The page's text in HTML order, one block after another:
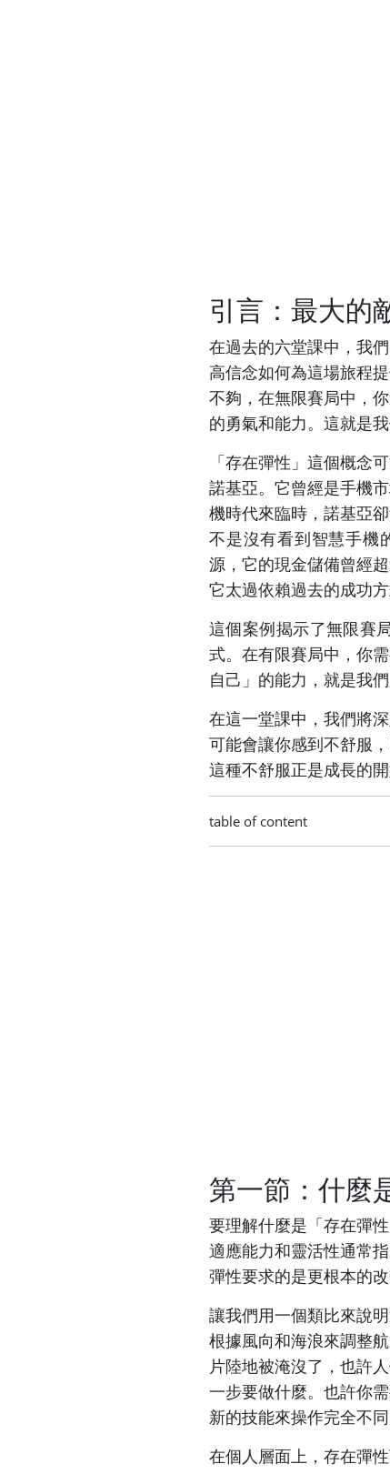
引言：最大的
在過去的六堂課中，我
高信念如何為這場旅程
不夠，在無限賽局中，
的勇氣和能力。這就是
「存在彈性」這個概
諾基亞。它曾經是手機
機時代來臨時，諾基亞
不是沒有看到智慧手機
源，它的現金儲備曾經
它太過依賴過去的成功
這個案例揭示了無限賽
式。在有限賽局中，你
自己」的能力，就是我
在這一堂課中，我們將
可能會讓你感到不舒服
這種不舒服正是成長的
table of content
第一節：什麼
要理解什麼是「存在彈
適應能力和靈活性通常
彈性要求的是更根本的
讓我們用一個類比來說
根據風向和海浪來調整
片陸地被淹沒了，也許
一步要做什麼。也許你
新的技能來操作完全不
在個人層面上，存在彈